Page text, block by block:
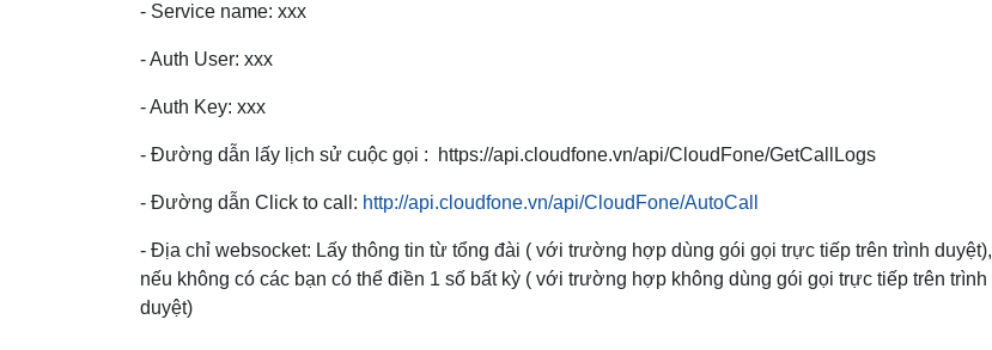
- Service name: xxx
- Auth User: xxx
- Auth Key: xxx
- Đường dẫn lấy lịch sử cuộc gọi : https://api.cloudfone.vn/api/CloudFone/GetCallLogs
- Đường dẫn Click to call: http://api.cloudfone.vn/api/CloudFone/AutoCall
- Địa chỉ websocket: Lấy thông tin từ tổng đài ( với trường hợp dùng gói gọi trực tiếp trên trình duyệt),
nếu không có các bạn có thể điền 1 số bất kỳ ( với trường hợp không dùng gói gọi trực tiếp trên trình
duyệt)